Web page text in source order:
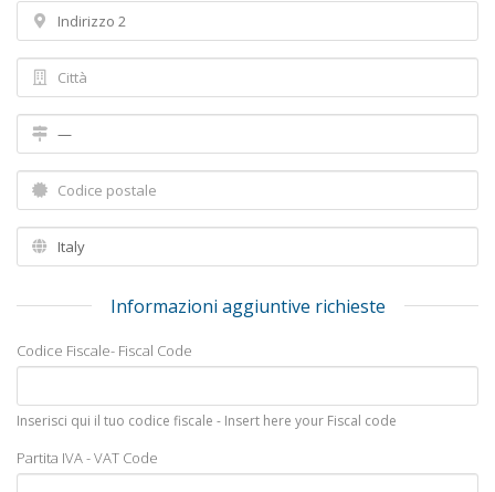
Informazioni aggiuntive richieste
Codice Fiscale- Fiscal Code
Inserisci qui il tuo codice fiscale - Insert here your Fiscal code
Partita IVA - VAT Code